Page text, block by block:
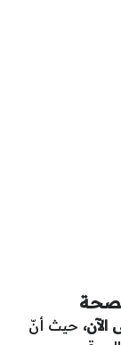
حيث أنّ